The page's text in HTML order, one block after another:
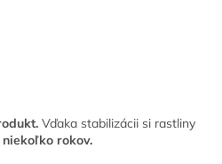
Vďaka stabilizácii si rastliny
rokov.